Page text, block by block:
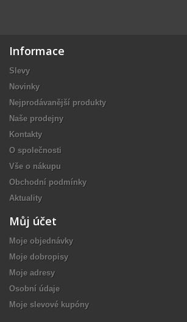
Informace
Slevy
Novinky
Nejprodávanější produkty
Naše prodejny
Kontakty
O společnosti
Vše o nákupu
Obchodní podmínky
Aktuality
Můj účet
Moje objednávky
Moje dobropisy
Moje adresy
Osobní údaje
Moje slevové kupóny